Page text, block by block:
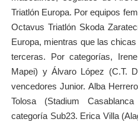
Triatlón Europa. Por equipos
Octavus Triatlón Skoda
Europa, mientras que las
terceras. Por categorías,
Mapei) y Álvaro López (C.T.
vencedores Junior. Alba
Tolosa (Stadium
categoría Sub23. Erica Villa